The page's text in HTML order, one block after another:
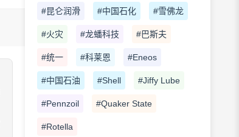
#昆仑润滑 #中国石化 #雪佛龙
#火灾 #龙蟠科技 #巴斯夫
#统一 #科莱恩 #Eneos
#中国石油 #Shell #Jiffy Lube
#Pennzoil #Quaker State
#Rotella